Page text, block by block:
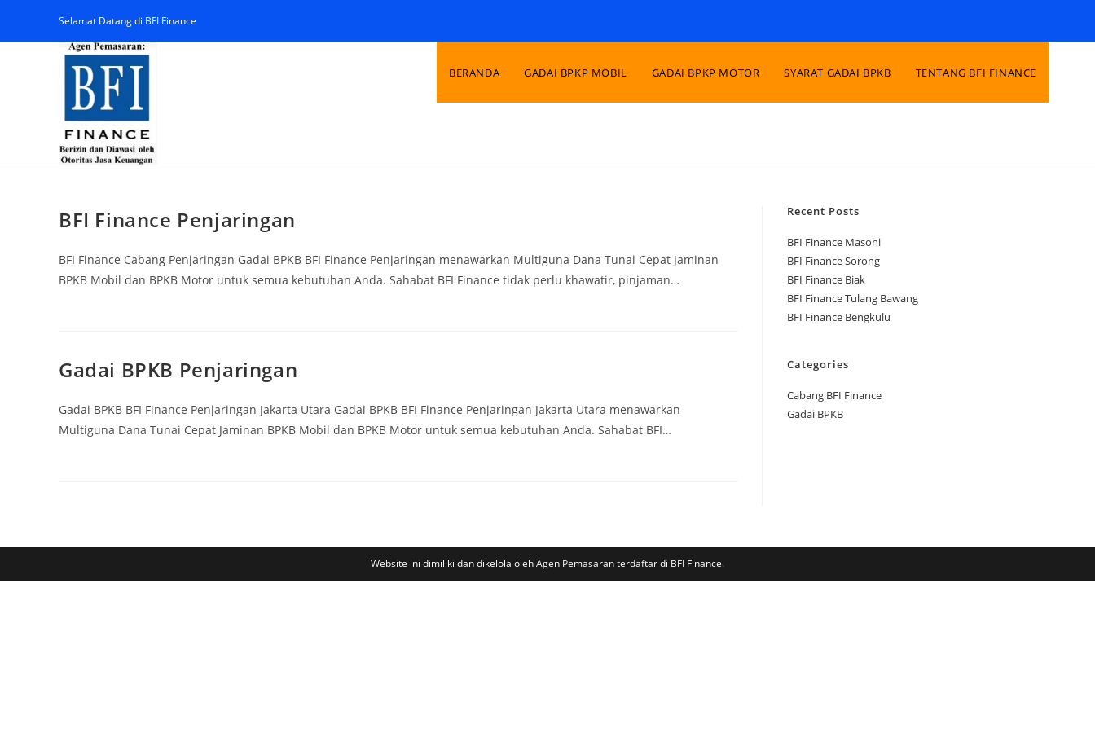
Selamat Datang di BFI Finance
BERANDA GADAI BPKP MOBIL GADAI BPKP MOTOR SYARAT GADAI BPKB TENTANG BFI FINANCE
BFI Finance Penjaringan
BFI Finance Cabang Penjaringan Gadai BPKB BFI Finance Penjaringan menawarkan Multiguna Dana Tunai Cepat Jaminan
BPKB Mobil dan BPKB Motor untuk semua kebutuhan Anda. Sahabat BFI Finance tidak perlu khawatir, pinjaman…
Gadai BPKB Penjaringan
Gadai BPKB BFI Finance Penjaringan Jakarta Utara Gadai BPKB BFI Finance Penjaringan Jakarta Utara menawarkan
Multiguna Dana Tunai Cepat Jaminan BPKB Mobil dan BPKB Motor untuk semua kebutuhan Anda. Sahabat BFI…
Recent Posts
BFI Finance Masohi
BFI Finance Sorong
BFI Finance Biak
BFI Finance Tulang Bawang
BFI Finance Bengkulu
Categories
Cabang BFI Finance
Gadai BPKB
Website ini dimiliki dan dikelola oleh Agen Pemasaran terdaftar di BFI Finance.